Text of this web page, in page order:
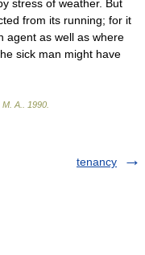
stress of weather. But
from its running; for it
agent as well as where
sick man might have
A. 1990
tenancy